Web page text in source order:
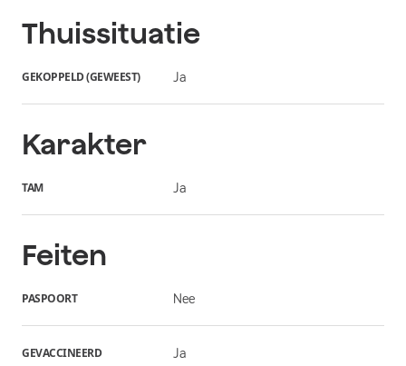
Thuissituatie
GEKOPPELD (GEWEEST) Ja
Karakter
TAM Ja
Feiten
PASPOORT Nee
GEVACCINEERD Ja